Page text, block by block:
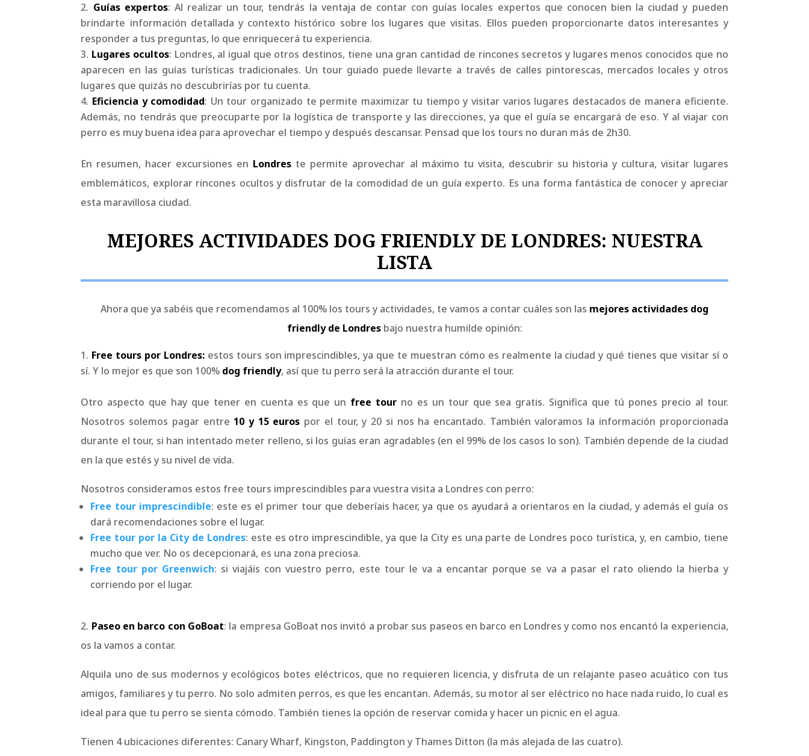
Guías expertos: Al realizar un tour, tendrás la ventaja de contar con guías locales expertos que conocen bien la ciudad y pueden
brindarte información detallada y contexto histórico sobre los lugares que visitas. Ellos pueden proporcionarte datos interesantes y
responder a tus preguntas, lo que enriquecerá tu experiencia.
Lugares ocultos: Londres, al igual que otros destinos, tiene una gran cantidad de rincones secretos y lugares menos conocidos que no
aparecen en las guías turísticas tradicionales. Un tour guiado puede llevarte a través de calles pintorescas, mercados locales y otros
lugares que quizás no descubrirías por tu cuenta.
Eficiencia y comodidad: Un tour organizado te permite maximizar tu tiempo y visitar varios lugares destacados de manera eficiente.
Además, no tendrás que preocuparte por la logística de transporte y las direcciones, ya que el guía se encargará de eso. Y al viajar con
perro es muy buena idea para aprovechar el tiempo y después descansar. Pensad que los tours no duran más de 2h30.
En resumen, hacer excursiones en Londres te permite aprovechar al máximo tu visita, descubrir su historia y cultura, visitar lugares
emblemáticos, explorar rincones ocultos y disfrutar de la comodidad de un guía experto. Es una forma fantástica de conocer y apreciar
esta maravillosa ciudad.
MEJORES ACTIVIDADES DOG FRIENDLY DE LONDRES: NUESTRA
LISTA
Ahora que ya sabéis que recomendamos al 100% los tours y actividades, te vamos a contar cuáles son las mejores actividades dog
friendly de Londres bajo nuestra humilde opinión:
Free tours por Londres:estos tours son imprescindibles, ya que te muestran cómo es realmente la ciudad y qué tienes que visitar sí o
sí. Y lo mejor es que son 100% dog friendly, así que tu perro será la atracción durante el tour.
Otro aspecto que hay que tener en cuenta es que un free tour no es un tour que sea gratis. Significa que tú pones precio al tour.
Nosotros solemos pagar entre 10 y 15 euros por el tour, y 20 si nos ha encantado. También valoramos la información proporcionada
durante el tour, si han intentado meter relleno, si los guías eran agradables (en el 99% de los casos lo son). También depende de la ciudad
en la que estés y su nivel de vida.
Nosotros consideramos estos free tours imprescindibles para vuestra visita a Londres con perro:
Free tour imprescindible: este es el primer tour que deberíais hacer, ya que os ayudará a orientaros en la ciudad, y además el guía os
dará recomendaciones sobre el lugar.
Free tour por la City de Londres: este es otro imprescindible, ya que la City es una parte de Londres poco turística, y, en cambio, tiene
mucho que ver. No os decepcionará, es una zona preciosa.
Free tour por Greenwich: si viajáis con vuestro perro, este tour le va a encantar porque se va a pasar el rato oliendo la hierba y
corriendo por el lugar.
2. Paseo en barco con GoBoat: la empresa GoBoat nos invitó a probar sus paseos en barco en Londres y como nos encantó la experiencia,
os la vamos a contar.
Alquila uno de sus modernos y ecológicos botes eléctricos, que no requieren licencia, y disfruta de un relajante paseo acuático con tus
amigos, familiares y tu perro. No solo admiten perros, es que les encantan. Además, su motor al ser eléctrico no hace nada ruido, lo cual es
ideal para que tu perro se sienta cómodo. También tienes la opción de reservar comida y hacer un picnic en el agua.
Tienen 4 ubicaciones diferentes: Canary Wharf, Kingston, Paddington y Thames Ditton (la más alejada de las cuatro).